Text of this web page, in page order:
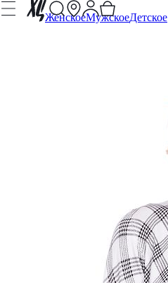
ЖенскоеМужскоеДетское